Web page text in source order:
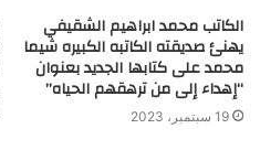
الكاتب محمد ابراهيم الشقيفي
يهنئ صديقته الكاتبه الكبيره شيما
محمد على كتابها الجديد بعنوان
“إهداء إلى من ترهقهم الحياه”
19 سبتمبر، 2023